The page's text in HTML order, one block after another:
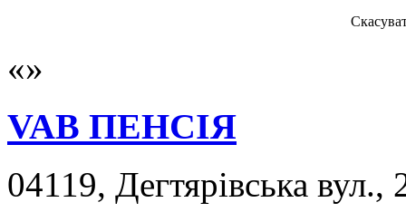
VAB ПЕНСІЯ
04119, Дегтярівська вул.,